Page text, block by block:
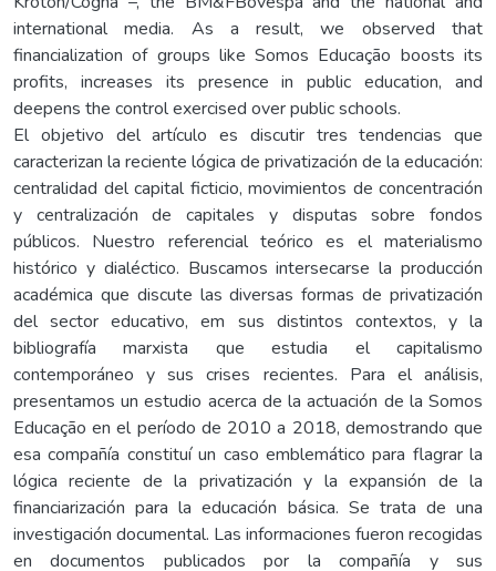
international media. As a result, we observed that
financialization of groups like Somos Educação boosts its
profits, increases its presence in public education, and
deepens the control exercised over public schools.
El objetivo del artículo es discutir tres tendencias que
caracterizan la reciente lógica de privatización de la educación:
centralidad del capital ficticio, movimientos de concentración
y centralización de capitales y disputas sobre fondos
públicos. Nuestro referencial teórico es el materialismo
histórico y dialéctico. Buscamos intersecarse la producción
académica que discute las diversas formas de privatización
del sector educativo, em sus distintos contextos, y la
bibliografía marxista que estudia el capitalismo
contemporáneo y sus crises recientes. Para el análisis,
presentamos un estudio acerca de la actuación de la Somos
Educação en el período de 2010 a 2018, demostrando que
esa compañía constituí un caso emblemático para flagrar la
lógica reciente de la privatización y la expansión de la
financiarización para la educación básica. Se trata de una
investigación documental. Las informaciones fueron recogidas
en documentos publicados por la compañía y sus